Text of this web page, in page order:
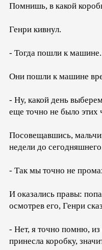
Помнишь, в какой
Генри кивнул.
- Тогда пошли к машине.
Они пошли к машине
- Ну, какой день
еще точно не было этих
Посовещавшись,
недели до
- Так мы точно не
И оказались правы:
осмотрев его, Генри
- Нет, я точно помню,
принесла коробку,